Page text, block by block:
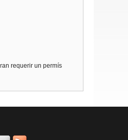
requerir un permís